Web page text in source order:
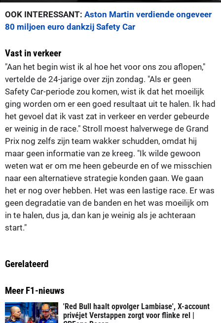
OOK INTERESSANT: Aston Martin verdiende ongeveer
80 miljoen euro dankzij Safety Car
Vast in verkeer
"Aan het begin wist ik al hoe het voor ons zou aflopen,"
vertelde de 24-jarige over zijn zondag. "Als er geen
Safety Car-periode zou komen, wist ik dat het moeilijk
ging worden om er een goed resultaat uit te halen. Ik had
het gevoel dat ik vast zat in verkeer en verder gebeurde
er weinig in de race." Stroll moest halverwege de Grand
Prix nog zelfs zijn team wakker schudden, omdat hij
maar geen informatie van ze kreeg. "Ik wilde gewoon
weten wat er om me heen gebeurde en of we misschien
naar een alternatieve strategie konden gaan. We gaan
het er nog over hebben. Het was een lastige race. Er was
geen degradatie van de banden en het was moeilijk om
in te halen, dus ja, dan kan je weinig als je achteraan
start."
Gerelateerd
Meer F1-nieuws
'Red Bull haalt opvolger Lambiase', X-account
privéjet Verstappen zorgt voor flinke rel |